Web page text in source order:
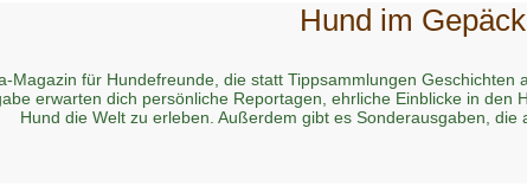
Hund im
Magazin für Hundefreunde, die statt Tippsammlungen
erwarten dich persönliche Reportagen, ehrliche Einblicke in
Hund die Welt zu erleben. Außerdem gibt es Sonderausgaben,